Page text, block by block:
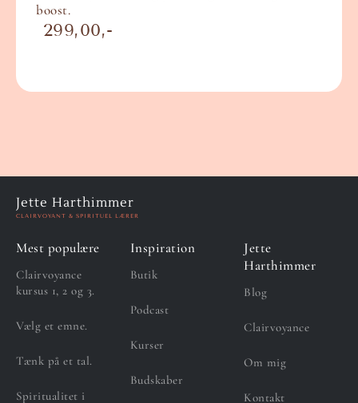
boost.
299,00
Jette Harthimmer
CLAIRVOYANT & SPIRITUEL LÆRER
Mest populære
Clairvoyance
kursus 1, 2 og 3.
Vælg et emne.
Tænk på et tal.
Spiritualitet i
Inspiration
Butik
Podcast
Kurser
Budskaber
Jette
Harthimmer
Blog
Clairvoyance
Om mig
Kontakt